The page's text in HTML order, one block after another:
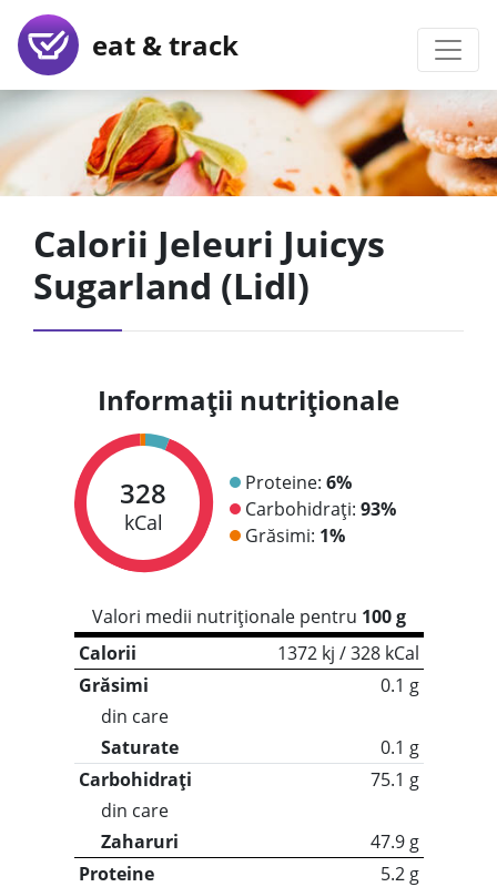
eat & track
Calorii Jeleuri Juicys
Sugarland (Lidl)
Informații nutriționale
328
kCal
Proteine: 6%
Carbohidrați: 93%
Grăsimi: 1%
Valori medii nutriționale pentru 100 g
Calorii
1372 kj / 328 kCal
Grăsimi
0.1 g
din care
Saturate
0.1 g
Carbohidrați
75.1 g
din care
Zaharuri
47.9 g
Proteine
5.2 g